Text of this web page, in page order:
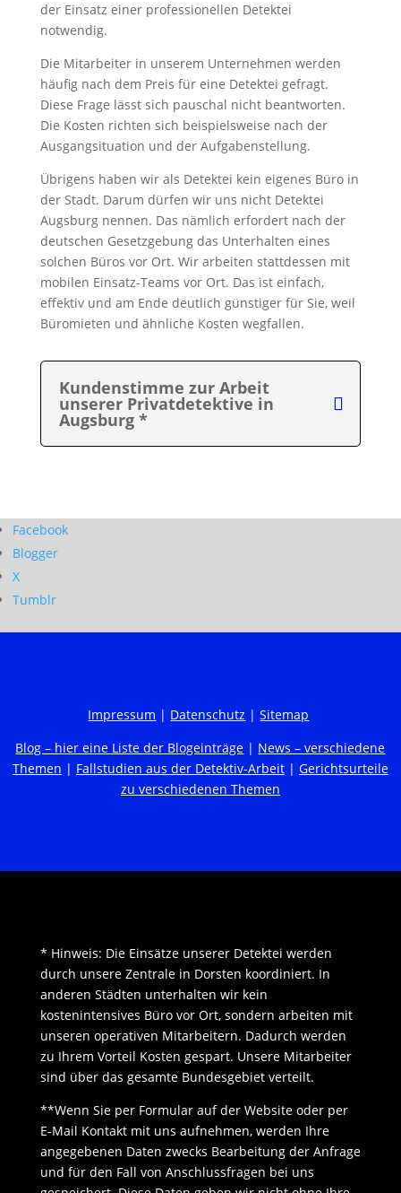
der Einsatz einer professionellen Detektei
notwendig.
Die Mitarbeiter in unserem Unternehmen werden
häufig nach dem Preis für eine Detektei gefragt.
Diese Frage lässt sich pauschal nicht beantworten.
Die Kosten richten sich beispielsweise nach der
Ausgangsituation und der Aufgabenstellung.
Übrigens haben wir als Detektei kein eigenes Büro in
der Stadt. Darum dürfen wir uns nicht Detektei
Augsburg nennen. Das nämlich erfordert nach der
deutschen Gesetzgebung das Unterhalten eines
solchen Büros vor Ort. Wir arbeiten stattdessen mit
mobilen Einsatz-Teams vor Ort. Das ist einfach,
effektiv und am Ende deutlich günstiger für Sie, weil
Büromieten und ähnliche Kosten wegfallen.
Kundenstimme zur Arbeit
unserer Privatdetektive in
Augsburg *
Facebook
Blogger
X
Tumblr
Impressum | Datenschutz |Sitemap
Blog – hier eine Liste der Blogeinträge | News – verschiedene
Themen | Fallstudien aus der Detektiv-Arbeit| Gerichtsurteile
zu verschiedenen Themen
* Hinweis: Die Einsätze unserer Detektei werden
durch unsere Zentrale in Dorsten koordiniert. In
anderen Städten unterhalten wir kein
kostenintensives Büro vor Ort, sondern arbeiten mit
unseren operativen Mitarbeitern. Dadurch werden
zu Ihrem Vorteil Kosten gespart. Unsere Mitarbeiter
sind über das gesamte Bundesgebiet verteilt.
**Wenn Sie per Formular auf der Website oder per
E-Mail Kontakt mit uns aufnehmen, werden Ihre
angegebenen Daten zwecks Bearbeitung der Anfrage
und für den Fall von Anschlussfragen bei uns